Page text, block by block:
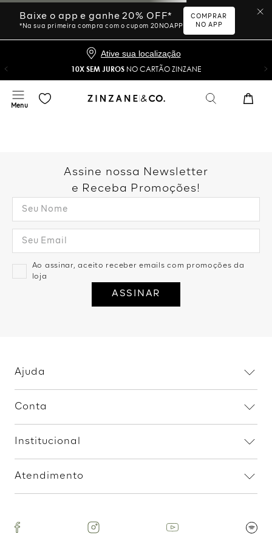
Ative sua localização
10X SEM JUROS NO CARTÃO ZINZANE
foi encontrada.
Vamos tentar novamente?